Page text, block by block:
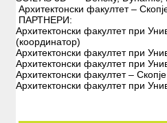
Архитектонски факултет –
ПАРТНЕРИ:
Архитектонски факултет при
(координатор)
Архитектонски факултет при
Архитектонски факултет при
Архитектонски факултет –
Архитектонски факултет при